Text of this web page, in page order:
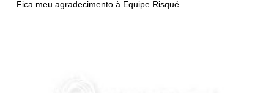
Fica meu agradecimento à Equipe Risqué.